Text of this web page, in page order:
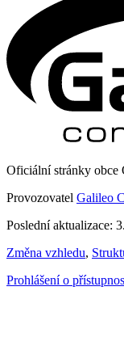
Oficiální stránky
Provozovatel Galileo
Poslední aktualizace:
Změna vzhledu,
Prohlášení o